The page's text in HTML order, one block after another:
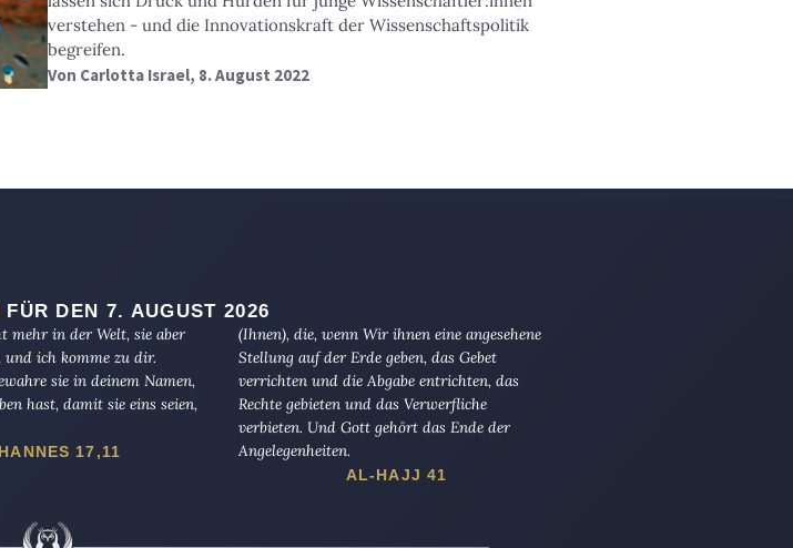
verstehen - und die Innovationskraft der Wissenschaftspolitik
begreifen.
Von Carlotta Israel, 8. August 2022
FÜR DEN 7. AUGUST 2026
mehr in der Welt, sie aber
ich komme zu dir.
sie in deinem Namen,
hast, damit sie eins seien,
17,11
(Ihnen), die, wenn Wir ihnen eine angesehene
Stellung auf der Erde geben, das Gebet
verrichten und die Abgabe entrichten, das
Rechte gebieten und das Verwerfliche
verbieten. Und Gott gehört das Ende der
Angelegenheiten.
AL-HAJJ 41